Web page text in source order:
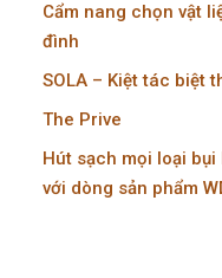
Cẩm nang chọn vật
đình
SOLA – Kiệt tác biệt
The Prive
Hút sạch mọi loại
với dòng sản phẩm